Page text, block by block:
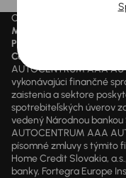
Ceny sú vrátane DPH
Mesačne od
Preškrtnutý cenový údaj
Cena
AUTOCENTRUM AAA
vykonávajúci finančné
zaistenia a sektore
spotrebiteľských úverov
vedený Národnou bankou
AUTOCENTRUM AAA
písomné zmluvy s týmito
Home Credit Slovakia,
banky, Fortegra Europe